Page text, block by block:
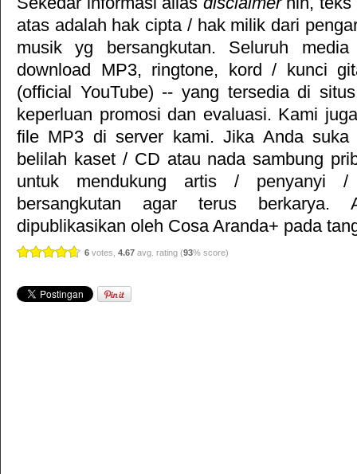
atas adalah hak cipta / hak milik dari
musik yg bersangkutan. Seluruh
download MP3, ringtone, kord / kunci
(official YouTube) -- yang tersedia di
keperluan promosi dan evaluasi. Kami
file MP3 di server kami. Jika Anda
belilah kaset / CD atau nada sambung
untuk mendukung artis / penyanyi
bersangkutan agar terus berkarya.
dipublikasikan oleh Cosa Aranda+ pada
6 votes, 4.67 avg. rating (93% score)